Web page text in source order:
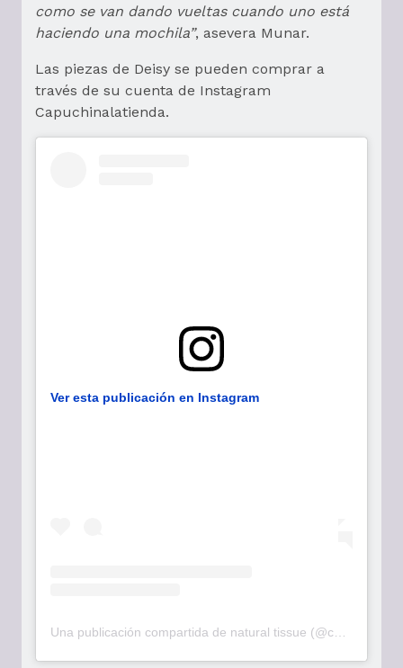
como se van dando vueltas cuando uno está
haciendo una mochila”, asevera Munar.
Las piezas de Deisy se pueden comprar a
través de su cuenta de Instagram
Capuchinalatienda.
Ver esta publicación en Instagram